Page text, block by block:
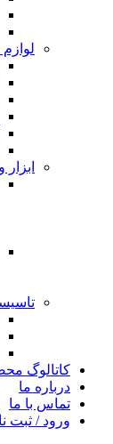
کاتالوگ
درباره ما
تماس با ما
ورود / ثبت